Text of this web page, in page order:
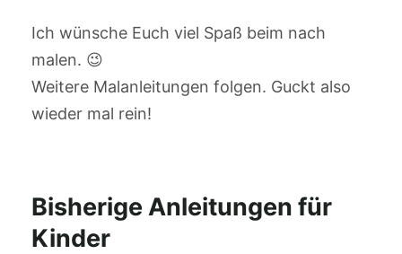
Ich wünsche Euch viel Spaß beim nach
malen. 😉
Weitere Malanleitungen folgen. Guckt also
wieder mal rein!
Bisherige Anleitungen für
Kinder